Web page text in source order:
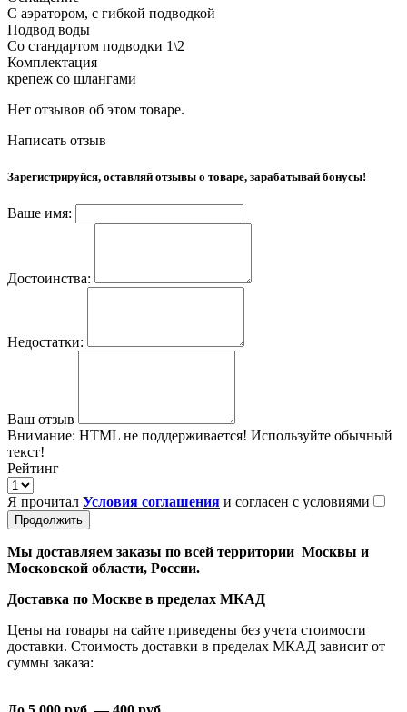
С аэратором, с гибкой подводкой
Подвод воды
Со стандартом подводки 1\2
Комплектация
крепеж со шлангами
Нет отзывов об этом товаре.
Написать отзыв
Зарегистрируйся, оставляй отзывы о товаре, зарабатывай бонусы!
Ваше имя:
Достоинства:
Недостатки:
Ваш отзыв
Внимание: HTML не поддерживается! Используйте обычный
текст!
Рейтинг
Я прочитал Условия соглашения и согласен с условиями
Продолжить
Мы доставляем заказы по всей территории Москвы и
Московской области, России.
Доставка по Москве в пределах МКАД
Цены на товары на сайте приведены без учета стоимости
доставки. Стоимость доставки в пределах МКАД зависит от
суммы заказа: